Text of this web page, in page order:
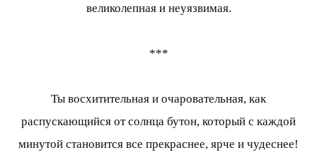
великолепная и неуязвимая.
***
Ты восхитительная и очаровательная, как
распускающийся от солнца бутон, который с каждой
минутой становится все прекраснее, ярче и чудеснее!